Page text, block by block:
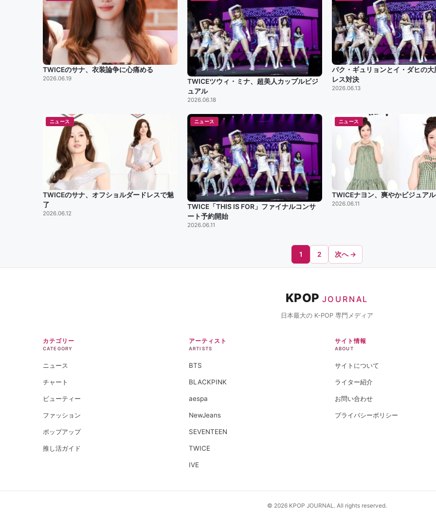
TWICEのサナ、衣装論争に心痛める
2026.06.19
TWICEツウィ・ミナ、超美人カップルビジ
ュアル
2026.06.18
パク・ギュリョンとイ・ダヒの大
レス対決
2026.06.13
ニュース
TWICEのサナ、オフショルダードレスで魅
了
2026.06.12
ニュース
TWICE「THIS IS FOR」ファイナルコンサ
ート予約開始
2026.06.11
ニュース
TWICEナヨン、爽やかビジュアル
2026.06.11
1 2 次へ →
KPOP JOURNAL
日本最大の K-POP 専門メディア
カテゴリー
CATEGORY
ニュース
チャート
ビューティー
ファッション
ポップアップ
推し活ガイド
アーティスト
ARTISTS
BTS
BLACKPINK
aespa
NewJeans
SEVENTEEN
TWICE
IVE
サイト情報
ABOUT
サイトについて
ライター紹介
お問い合わせ
プライバシーポリシー
© 2026 KPOP JOURNAL. All rights reserved.